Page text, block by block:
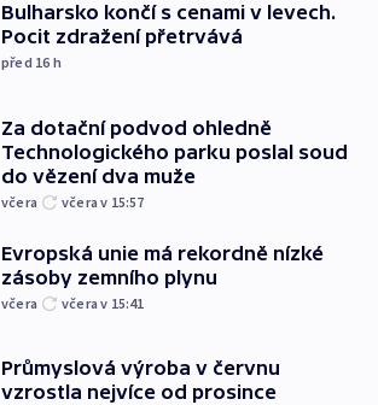
Bulharsko končí s cenami v levech.
Pocit zdražení přetrvává
před 16 h
Za dotační podvod ohledně
Technologického parku poslal soud
do vězení dva muže
včera včera v 15:57
Evropská unie má rekordně nízké
zásoby zemního plynu
včera včera v 15:41
Průmyslová výroba v červnu
vzrostla nejvíce od prosince